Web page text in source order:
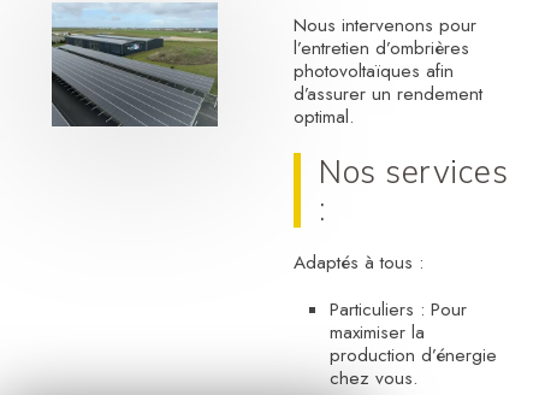
Nous intervenons pour
l’entretien d’ombrières
photovoltaïques afin
d’assurer un rendement
optimal.
Nos services
:
Adaptés à tous :
Particuliers : Pour
maximiser la
production d’énergie
chez vous.